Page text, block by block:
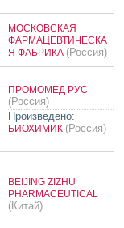
МОСКОВСКАЯ
ФАРМАЦЕВТИЧЕСКА
Я ФАБРИКА (Россия)
ПРОМОМЕД РУС
(Россия)
Произведено:
БИОХИМИК (Россия)
BEIJING ZIZHU
PHARMACEUTICAL
(Китай)